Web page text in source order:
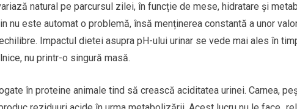
natural pe parcursul zilei, în funcție de mese, hidratare și
nu este automat o problemă, însă menținerea constantă a unor
Impactul dietei asupra pH-ului urinar se vede mai ales în
nu printr-o singură masă.
în proteine animale tind să crească aciditatea urinei. Carnea,